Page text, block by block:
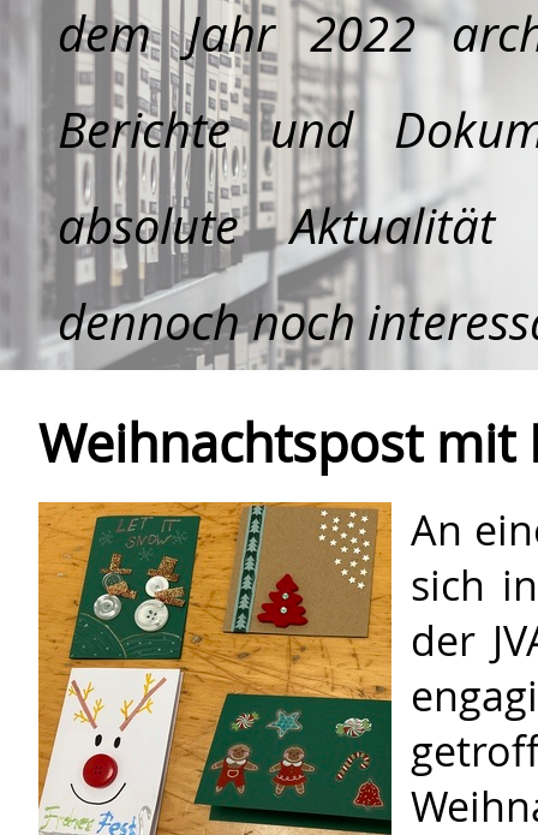
dem Jahr 2022
Berichte und
absolute
dennoch noch
Weihnachtspost mit
An
sich
der